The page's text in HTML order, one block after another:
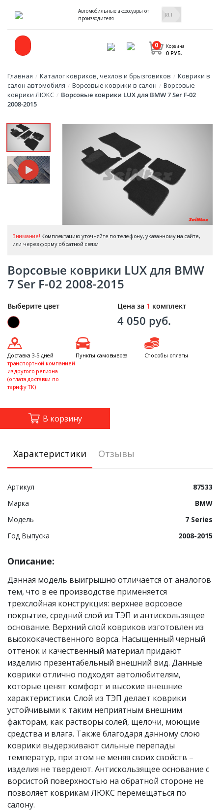
Автомобильные аксессуары от
производителя
Корзина
0
0 РУБ.
Главная / Каталог ковриков, чехлов и брызговиков / Коврики в
салон автомобиля / Ворсовые коврики в салон / Ворсовые
коврики ЛЮКС / Ворсовые коврики LUX для BMW 7 Ser F-02
2008-2015
Внимание! Комплектацию уточняйте по телефону, указанному на сайте,
или через форму обратной связи
Ворсовые коврики LUX для BMW
7 Ser F-02 2008-2015
Выберите цвет Цена за 1 комплект
4 050 руб.
В корзину
Доставка 3-5 дней
транспортной компанией
из другого региона
(оплата доставки по
тарифу ТК)
Пункты самовывоза Способы оплаты
Характеристики Отзывы
Артикул
87533
Марка
BMW
Модель
7 Series
Год Выпуска
2008-2015
Описание:
Данная модель выигрышно отличается от аналогов
тем, что в ее производстве применяется
трехслойная конструкция: верхнее ворсовое
покрытие, средний слой из ТЭП и антискользящее
основание. Верхний слой ковриков изготовлен из
высококачественного ворса. Насыщенный черный
оттенок и качественный материал придают
изделию презентабельный внешний вид. Данные
коврики отлично подходят автолюбителям,
которые ценят комфорт и высокие внешние
характеристики. Слой из ТЭП делает коврики
устойчивыми к таким неприятным внешним
факторам, как растворы солей, щелочи, моющие
средства и влага. Также благодаря данному слою
коврики выдерживают сильные перепады
температур, при этом не меняя своих свойств –
изделия не твердеют. Антискользящее основание с
ворсистой поверхностью на обратной стороне не
позволяет коврикам ЛЮКС перемещаться по
салону.